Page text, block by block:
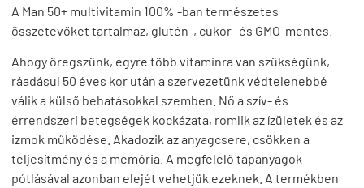
A Man 50+ multivitamin 100% -ban természetes
összetevőket tartalmaz, glutén-, cukor- és GMO-mentes.
Ahogy öregszünk, egyre több vitaminra van szükségünk,
ráadásul 50 éves kor után a szervezetünk védtelenebbé
válik a külső behatásokkal szemben. Nő a szív- és
érrendszeri betegségek kockázata, romlik az ízületek és az
izmok működése. Akadozik az anyagcsere, csökken a
teljesítmény és a memória. A megfelelő tápanyagok
pótlásával azonban elejét vehetjük ezeknek. A termékben